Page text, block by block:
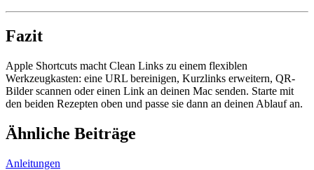
Fazit
Apple Shortcuts macht Clean Links zu einem flexiblen
Werkzeugkasten: eine URL bereinigen, Kurzlinks erweitern, QR-
Bilder scannen oder einen Link an deinen Mac senden. Starte mit
den beiden Rezepten oben und passe sie dann an deinen Ablauf an.
Ähnliche Beiträge
Anleitungen